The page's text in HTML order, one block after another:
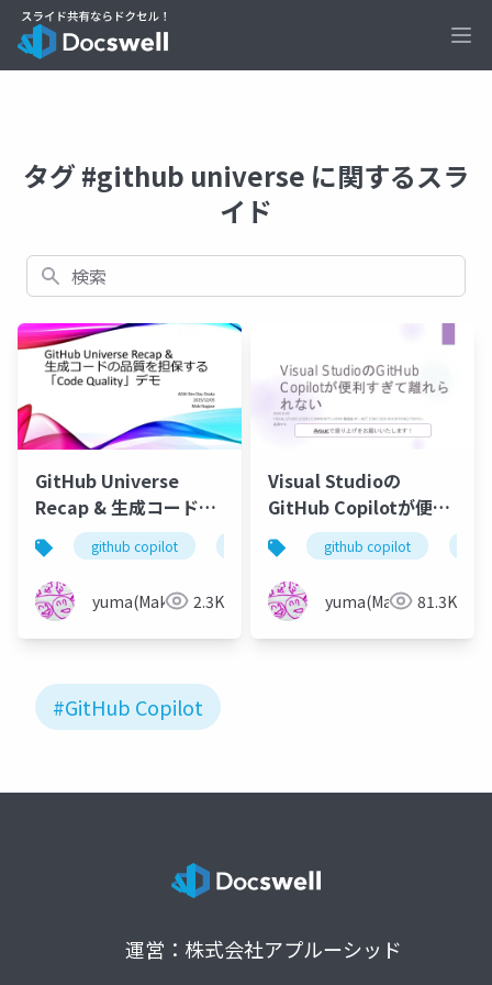
タグ #github universe に関するスラ
イド
検索
GitHub Universe
Recap & 生成コードの
品質を担保するCode
Qualityのデモ
github copilot github
yuma(Maki) 2.3K
Visual Studioの
GitHub Copilotが便利
すぎて離れられない
github copilot
yuma(Maki) 81.3K
#GitHub Copilot
運営：株式会社アプルーシッド